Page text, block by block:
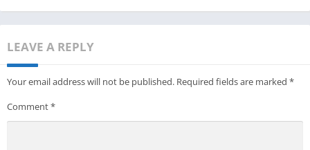
LEAVE A REPLY
Your email address will not be published. Required fields are marked *
Comment*